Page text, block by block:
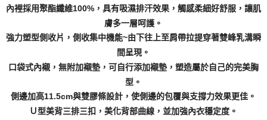
內裡採用聚酯纖維100%，具有吸濕排汗效果，觸感柔細好舒服，讓肌
膚多一層呵護。
強力塑型側收片，側收集中機能~由下往上至肩帶拉提穿著雙峰乳溝瞬
間呈現。
口袋式內襯，無附加襯墊，可自行添加襯墊，塑造屬於自己的完美胸
型。
側邊加高11.5cm與雙膠條設計，使側邊的包覆與支撐力效果更佳。
Ｕ型美背三排三扣，美化背部曲線，並加強內衣穩定度。